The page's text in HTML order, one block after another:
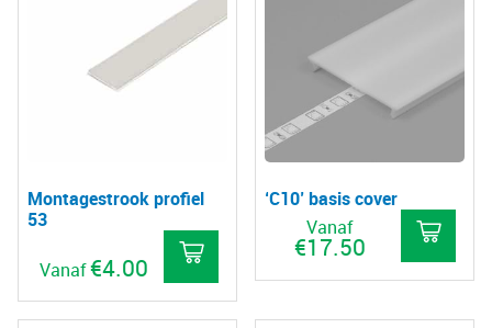
Montagestrook profiel
53
Vanaf€4.00
‘C10’ basis cover
Vanaf
€17.50
Dit